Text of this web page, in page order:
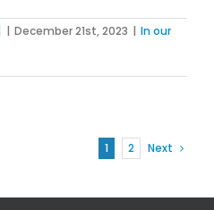
| December 21st, 2023 | In our
1 2 Next